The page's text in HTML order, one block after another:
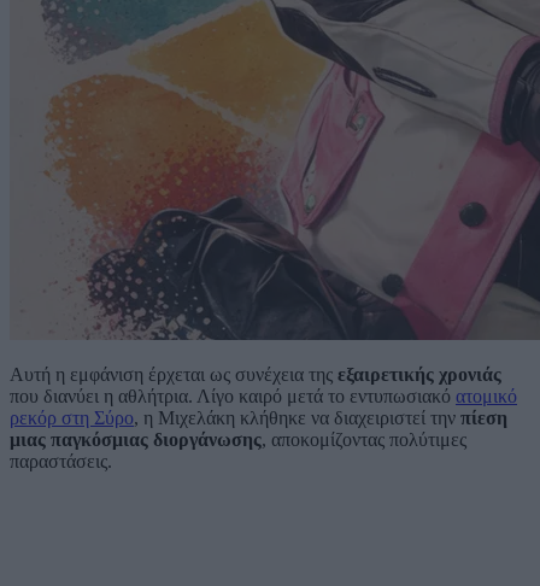
Αυτή η εμφάνιση έρχεται ως συνέχεια της εξαιρετικής χρονιάς
που διανύει η αθλήτρια. Λίγο καιρό μετά το εντυπωσιακό ατομικό
ρεκόρ στη Σύρο, η Μιχελάκη κλήθηκε να διαχειριστεί την πίεση
μιας παγκόσμιας διοργάνωσης, αποκομίζοντας πολύτιμες
παραστάσεις.